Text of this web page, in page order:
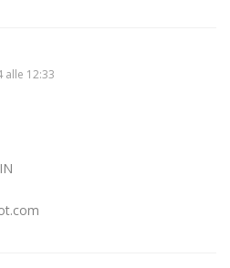
alle 12:33